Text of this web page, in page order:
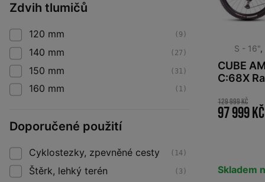
S - 16",
CUBE
C:68X
129 999 Kč
97 999 Kč
Skladem
Zdvih tlumičů
120 mm (9)
140 mm (27)
150 mm (31)
160 mm (1)
Doporučené použití
Cyklostezky, zpevněné cesty (14)
Štěrk, lehký terén (3)